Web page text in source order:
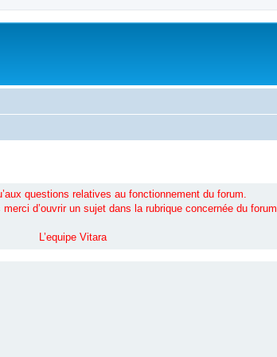
questions relatives au fonctionnement du forum.
d’ouvrir un sujet dans la rubrique concernée du forum
L’equipe Vitara